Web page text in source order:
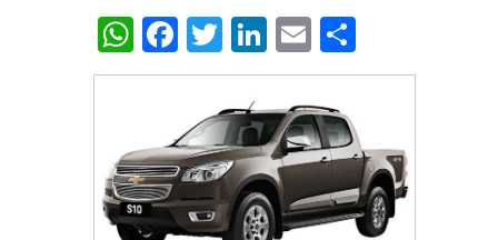
WhatsApp
Facebook
Twitter
LinkedIn
Email